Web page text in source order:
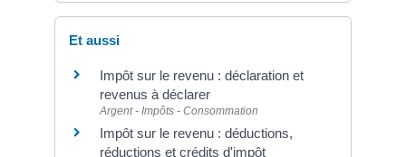
Et aussi
Impôt sur le revenu : déclaration et
revenus à déclarer
Argent - Impôts - Consommation
Impôt sur le revenu : déductions,
réductions et crédits d'impôt